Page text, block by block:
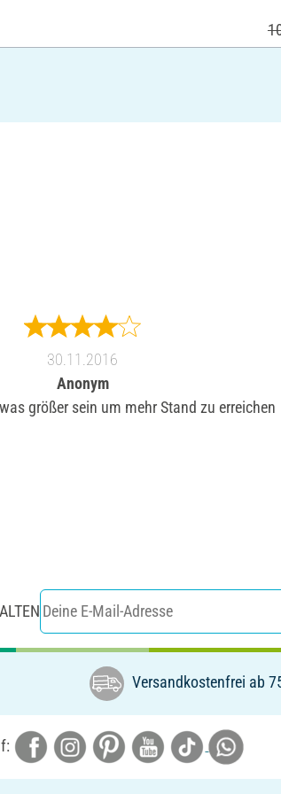
30.11.2016
Anonym
größer sein um mehr Stand zu erreichen
Versandkostenfrei ab